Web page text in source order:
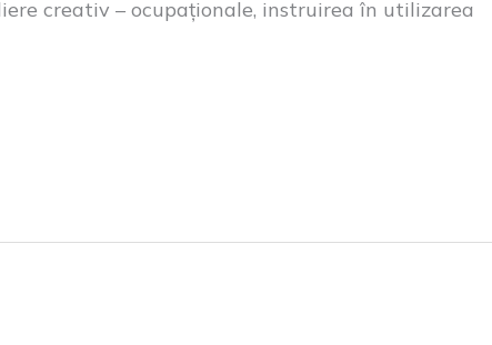
creativ – ocupaționale, instruirea în utilizarea